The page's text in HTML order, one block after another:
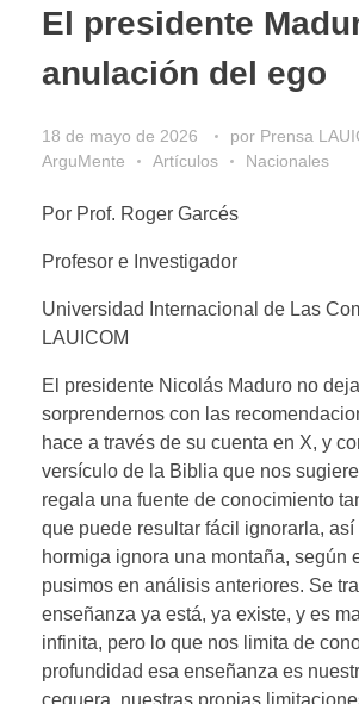
El presidente
anulación del ego
18 de mayo de 2026 por Prensa
ArguMente
Artículos Nacionales
Por Prof. Roger Garcés
Profesor e Investigador
Universidad Internacional de Las
LAUICOM
El presidente Nicolás Maduro no
sorprendernos con las
hace a través de su cuenta en X, y
versículo de la Biblia que nos
regala una fuente de conocimiento
que puede resultar fácil ignorarla, así
hormiga ignora una montaña, según
pusimos en análisis anteriores. Se
enseñanza ya está, ya existe, y es
infinita, pero lo que nos limita de
profundidad esa enseñanza es
ceguera, nuestras propias